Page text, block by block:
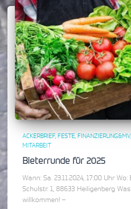
ACKERBRIEF FESTE FINANZIERUNG&MV
MITARBEIT
Bieterrunde für 2025
Wann: Sa. 23.11.2024, 17:00 Uhr
Schulstr. 1, 88633 Heiligenberg
willkommen! –